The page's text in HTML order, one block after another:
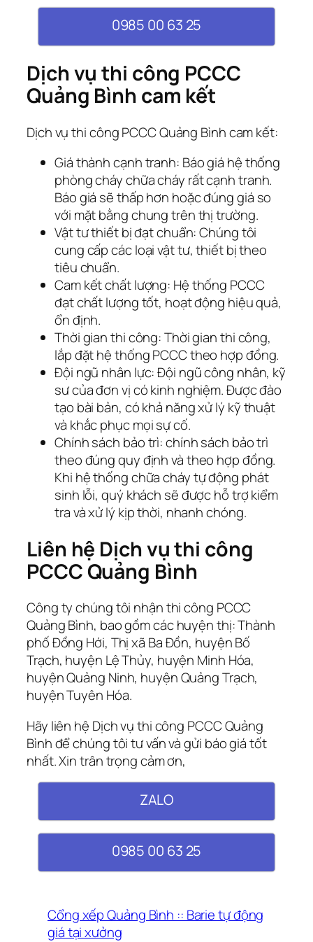
0985 00 63 25
Dịch vụ thi công PCCC
Quảng Bình cam kết
Dịch vụ thi công PCCC Quảng Bình cam kết:
Giá thành cạnh tranh: Báo giá hệ thống
phòng cháy chữa cháy rất cạnh tranh.
Báo giá sẽ thấp hơn hoặc đúng giá so
với mặt bằng chung trên thị trường.
Vật tư thiết bị đạt chuẩn: Chúng tôi
cung cấp các loại vật tư, thiết bị theo
tiêu chuẩn.
Cam kết chất lượng: Hệ thống PCCC
đạt chất lượng tốt, hoạt động hiệu quả,
ổn định.
Thời gian thi công: Thời gian thi công,
lắp đặt hệ thống PCCC theo hợp đồng.
Đội ngũ nhân lực: Đội ngũ công nhân, kỹ
sư của đơn vị có kinh nghiệm. Được đào
tạo bài bản, có khả năng xử lý kỹ thuật
và khắc phục mọi sự cố.
Chính sách bảo trì: chính sách bảo trì
theo đúng quy định và theo hợp đồng.
Khi hệ thống chữa cháy tự động phát
sinh lỗi, quý khách sẽ được hỗ trợ kiểm
tra và xử lý kịp thời, nhanh chóng.
Liên hệ Dịch vụ thi công
PCCC Quảng Bình
Công ty chúng tôi nhận thi công PCCC
Quảng Bình, bao gồm các huyện thị: Thành
phố Đồng Hới, Thị xã Ba Đồn, huyện Bố
Trạch, huyện Lệ Thủy, huyện Minh Hóa,
huyện Quảng Ninh, huyện Quảng Trạch,
huyện Tuyên Hóa.
Hãy liên hệ Dịch vụ thi công PCCC Quảng
Bình để chúng tôi tư vấn và gửi báo giá tốt
nhất. Xin trân trọng cảm ơn,
ZALO
0985 00 63 25
Cổng xếp Quảng Bình :: Barie tự động
giá tại xưởng